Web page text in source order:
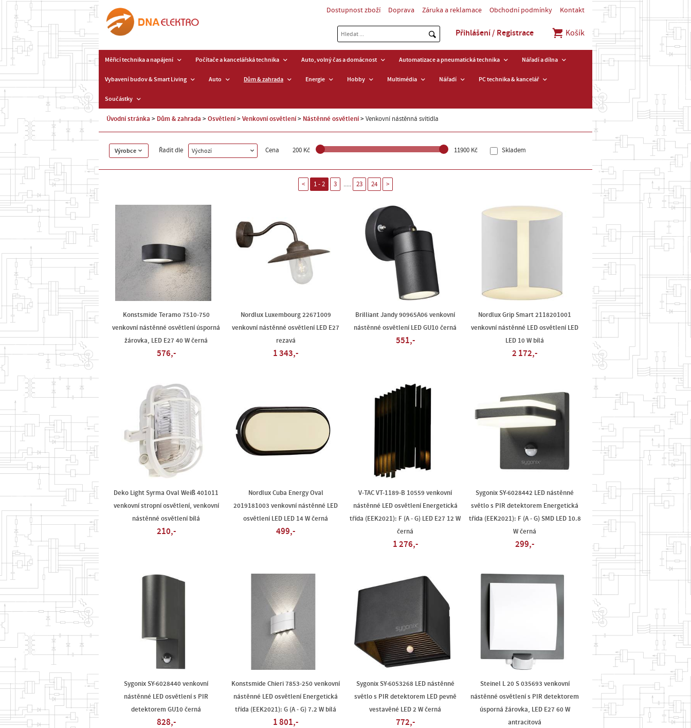
Dostupnost zboží Doprava Záruka a reklamace Obchodní podmínky Kontakt
Přihlášení / Registrace Košík
Měřicí technika a napájení Počítače a kancelářská technika Auto, volný čas a domácnost Automatizace a pneumatická technika Nářadí a dílna
Vybavení budov & Smart Living Auto Dům & zahrada Energie Hobby Multimédia Nářadí PC technika & kancelář
Součástky
Úvodní stránka Dům & zahrada Osvětlení Venkovní osvětlení Nástěnné osvětlení Venkovní nástěnná svítidla
Výrobce Řadit dle Výchozí Cena 200 Kč 11900 Kč Skladem
< 1 - 2 3 ..... 23 24 >
Konstsmide Teramo 7510-750
venkovní nástěnné osvětlení úsporná
žárovka, LED E27 40 W černá
576,-
Nordlux Luxembourg 22671009
venkovní nástěnné osvětlení LED E27
rezavá
1 343,-
Brilliant Jandy 90965A06 venkovní
nástěnné osvětlení LED GU10 černá
551,-
Nordlux Grip Smart 2118201001
venkovní nástěnné LED osvětlení LED
LED 10 W bílá
2 172,-
Deko Light Syrma Oval Weiß 401011
venkovní stropní osvětlení, venkovní
nástěnné osvětlení bílá
210,-
Nordlux Cuba Energy Oval
2019181003 venkovní nástěnné LED
osvětlení LED LED 14 W černá
499,-
V-TAC VT-1189-B 10559 venkovní
nástěnné LED osvětlení Energetická
třída (EEK2021): F (A - G) LED E27 12 W
černá
1 276,-
Sygonix SY-6028442 LED nástěnné
světlo s PIR detektorem Energetická
třída (EEK2021): F (A - G) SMD LED 10.8
W černá
299,-
Sygonix SY-6028440 venkovní
nástěnné LED osvětlení s PIR
detektorem GU10 černá
828,-
Konstsmide Chieri 7853-250 venkovní
nástěnné LED osvětlení Energetická
třída (EEK2021): G (A - G) 7.2 W bílá
1 801,-
Sygonix SY-6053268 LED nástěnné
světlo s PIR detektorem LED pevně
vestavěné LED 2 W černá
772,-
Steinel L 20 S 035693 venkovní
nástěnné osvětlení s PIR detektorem
úsporná žárovka, LED E27 60 W
antracitová